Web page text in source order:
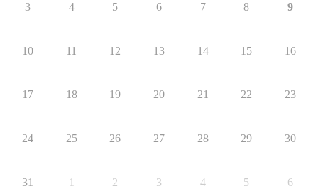
3 4 5 6 7 8 9
10 11 12 13 14 15 16
17 18 19 20 21 22 23
24 25 26 27 28 29 30
31 1 2 3 4 5 6